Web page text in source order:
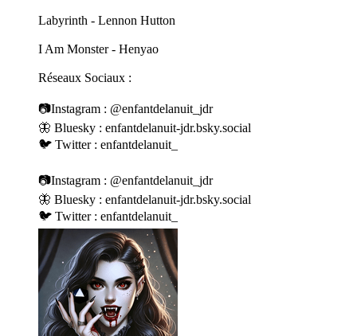
Labyrinth - Lennon Hutton
I Am Monster - Henyao
Réseaux Sociaux :
📷Instagram : @enfantdelanuit_jdr
🦋 Bluesky : enfantdelanuit-jdr.bsky.social
🐦 Twitter : enfantdelanuit_
📷Instagram : @enfantdelanuit_jdr
🦋 Bluesky : enfantdelanuit-jdr.bsky.social
🐦 Twitter : enfantdelanuit_